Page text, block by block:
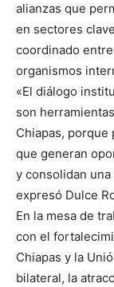
alianzas que
en sectores
coordinado
organismos
«El diálogo
son
Chiapas,
que generan
y consolidan
expresó Dulce
En la mesa de
con el
Chiapas y la
bilateral, la